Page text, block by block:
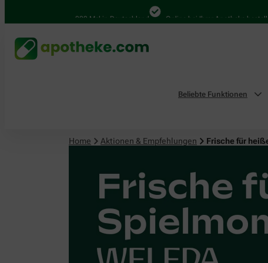
4.000 Mal in Deutschland Online bei Ihrer Apotheke bestellen
Beliebte Funktionen
Home Aktionen & Empfehlungen Frische für